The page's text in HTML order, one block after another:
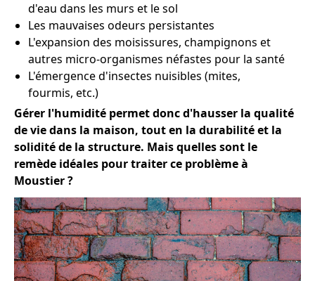
d'eau dans les murs et le sol
Les mauvaises odeurs persistantes
L'expansion des moisissures, champignons et
autres micro-organismes néfastes pour la santé
L'émergence d'insectes nuisibles (mites,
fourmis, etc.)
Gérer l'humidité permet donc d'hausser la qualité
de vie dans la maison, tout en la durabilité et la
solidité de la structure. Mais quelles sont le
remède idéales pour traiter ce problème à
Moustier ?